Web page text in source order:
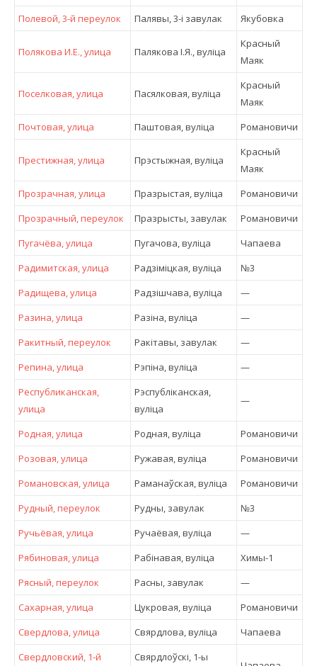
Полевой, 3-й переулок
Палявы, 3-і завулак Якубовка
Полякова И.Е., улица Палякова І.Я., вулiца
Красный
Маяк
Поселковая, улица Пасялковая, вулiца
Красный
Маяк
Почтовая, улица
Паштовая, вулiца Романовичи
Престижная, улица Прэстыжная, вулiца
Красный
Маяк
Прозрачная, улица
Празрыстая, вулiца
Романовичи
Прозрачный, переулок
Празрысты, завулак
Романовичи
Пугачёва, улица
Пугачова, вулiца
Чапаева
Радимитская, улица
Радзіміцкая, вулiца
№3
Радищева, улица
Радзішчава, вулiца
—
Разина, улица
Разіна, вулiца
—
Ракитный, переулок
Ракітавы, завулак
—
Репина, улица
Рэпіна, вулiца
—
Республиканская,
улица
Рэспубліканская,
вулiца
—
Родная, улица Родная, вулiца
Романовичи
Розовая, улица
Ружавая, вулiца
Романовичи
Романовская, улица
Раманаўская, вулiца
Романовичи
Рудный, переулок
Рудны, завулак
№3
Ручьёвая, улица
Ручаёвая, вулiца
—
Рябиновая, улица
Рабінавая, вулiца
Химы-1
Рясный, переулок
Расны, завулак
—
Сахарная, улица
Цукровая, вулiца
Романовичи
Свердлова, улица
Свярдлова, вулiца
Чапаева
Свердловский, 1-й
Свярдлоўскі, 1-ы